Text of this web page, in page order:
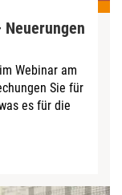
Webinar am
Sie für
es für die